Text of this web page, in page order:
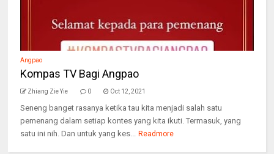
Angpao
Kompas TV Bagi Angpao
Zhiang Zie Yie 0 Oct 12, 2021
Seneng banget rasanya ketika tau kita menjadi salah satu
pemenang dalam setiap kontes yang kita ikuti. Termasuk, yang
satu ini nih. Dan untuk yang kes... Readmore